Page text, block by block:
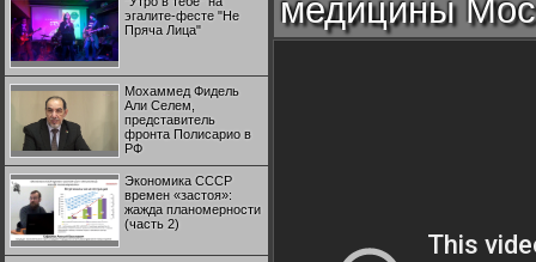
эгалите-фесте "Не
Пряча Лица"
Мохаммед Фидель
Али Селем,
представитель
фронта Полисарио в
РФ
Экономика СССР
времен «застоя»:
жажда планомерности
(часть 2)
медицины